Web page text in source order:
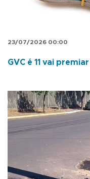
23/07/2026 00:00
GVC é 11 vai